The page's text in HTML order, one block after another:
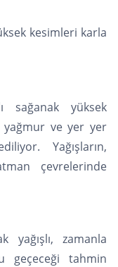
kesimleri karla
sağanak yüksek
yağmur ve yer yer
Yağışların,
çevrelerinde
zamanla
geçeceği tahmin